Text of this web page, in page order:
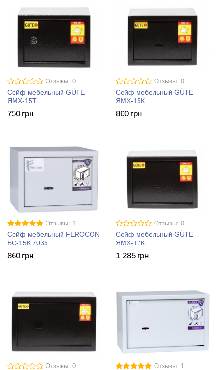
Отзывы: 0
Сейф мебельный GÜTE
ЯМХ-15Т
750 грн
Отзывы: 0
Сейф мебельный GÜTE
ЯМХ-15К
860 грн
Отзывы: 1
Сейф мебельный FEROCON
БС-15К.7035
860 грн
Отзывы: 0
Сейф мебельный GÜTE
ЯМХ-17К
1 285 грн
Отзывы: 0 Отзывы: 1